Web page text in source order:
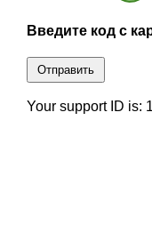
Введите код с
Отправить
Your support ID is: